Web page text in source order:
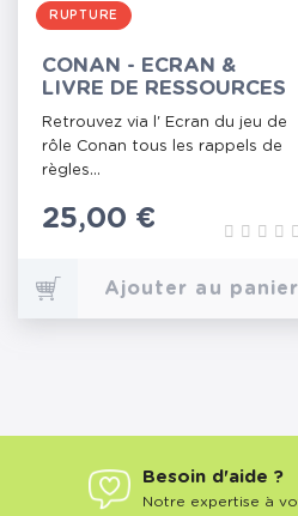
RUPTURE
CONAN - ECRAN &
LIVRE DE RESSOURCES
Retrouvez via l' Ecran du jeu de
rôle Conan tous les rappels de
règles...
Prix
25,00 €
Ajouter au panier
Besoin d'aide ?
Notre expertise à